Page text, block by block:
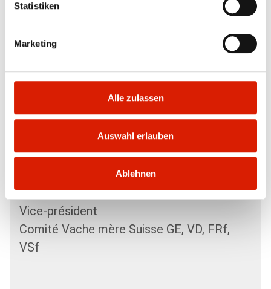
Statistiken
Marketing
Alle zulassen
Auswahl erlauben
Ablehnen
+41 32 487 57 13
+41 79 358 38 19
mathias.gerber
@mutterkuh.ch
Guy Humbert
Vice-président
Comité Vache mère Suisse GE, VD, FRf,
VSf